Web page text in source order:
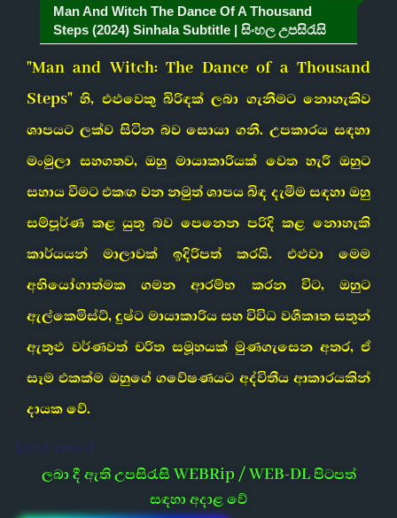
Man And Witch The Dance Of A Thousand
Steps (2024) Sinhala Subtitle | සිංහල උපසිරැසි
"Man and Witch: The Dance of a Thousand
Steps" හි, එළුවෙකු බිරිඳක් ලබා ගැනීමට නොහැකිව
ශාපයට ලක්ව සිටින බව සොයා ගනී. උපකාරය සඳහා
මංමුලා සහගතව, ඔහු මායාකාරියක් වෙත හැරී ඔහුට
සහාය වීමට එකඟ වන නමුත් ශාපය බිඳ දැමීම සඳහා ඔහු
සම්පූර්ණ කළ යුතු බව පෙනෙන පරිදි කළ නොහැකි
කාර්යයන් මාලාවක් ඉදිරිපත් කරයි. එළුවා මෙම
අභියෝගාත්මක ගමන ආරම්භ කරන විට, ඔහුට
ඇල්කෙමිස්ට්, දුෂ්ට මායාකාරිය සහ විවිධ වශීකෘත සතුන්
ඇතුළු වර්ණවත් චරිත සමූහයක් මුණගැසෙන අතර, ඒ
සෑම එකක්ම ඔහුගේ ගවේෂණයට අද්විතීය ආකාරයකින්
දායක වේ.
[post-views]
ලබා දී ඇති උපසිරැසි WEBRip / WEB-DL පිටපත්
සඳහා අදාළ වේ